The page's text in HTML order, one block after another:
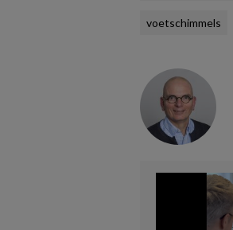
voetschimmels